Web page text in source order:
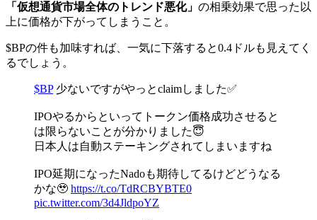
「仮想通貨市場全体のトレンド悪化」 の相乗効果で思った以
上に価格が下がってしまうこと。
$BPの件も加味すれば、一気に下落すると0.4ドルも見えてく
るでしょう。
$BP少ないですがやっとclaimしました✅
IPOやるからといってトークン価格成功させると
は限らないことが分かりました😇
日本人は自動ステーキングされてしまいますね
IPO延期になったNadoも期待してるけどどうなる
かな🥹 https://t.co/TdRCBYBTE0
pic.twitter.com/3d4JldpoYZ